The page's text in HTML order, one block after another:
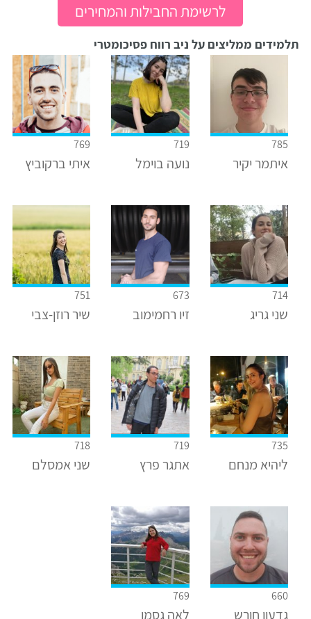
לרשימת החבילות והמחירים
תלמידים ממליצים על ניב רווח פסיכומטרי
785
איתמר יקיר
719
נועה בוימל
769
איתי ברקוביץ
714
שני גריג
673
זיו רחמימוב
751
שיר רוזן-צבי
735
ליהיא מנחם
719
אתגר פרץ
718
שני אמסלם
660
גדעון חורש
769
לאה גסמן